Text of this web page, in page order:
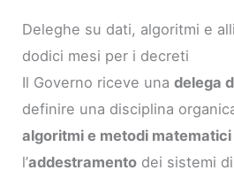
Deleghe su dati, algoritmi e
dodici mesi per i decreti
Il Governo riceve unadelega
definire una disciplina
algoritmi e metodi matematici
l’addestramento dei sistemi di